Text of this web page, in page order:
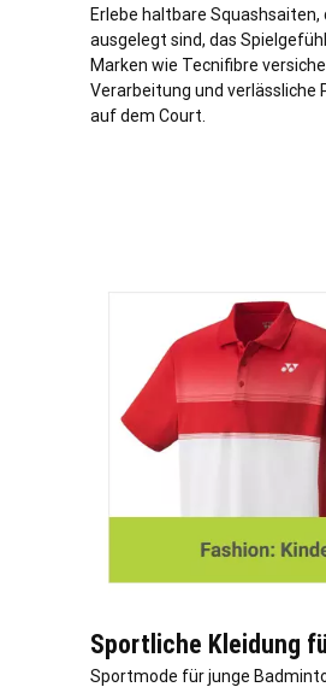
Erlebe haltbare Squashsaiten,
ausgelegt sind, das
Marken wie Tecnifibre
Verarbeitung und verlässliche
auf dem Court.
Sportliche Kleidung
Sportmode für junge